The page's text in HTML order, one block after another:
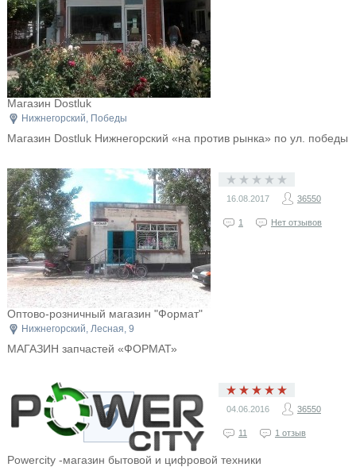
Магазин Dostluk
Нижнегорский, Победы
Магазин Dostluk Нижнегорский «на против рынка» по ул. победы
Оптово-розничный магазин "Формат"
Нижнегорский, Лесная, 9
МАГАЗИН запчастей «ФОРМАТ»
16.08.2017 36550
1 Нет отзывов
Powercity -магазин бытовой и цифровой техники
04.06.2016 36550
11 1 отзыв